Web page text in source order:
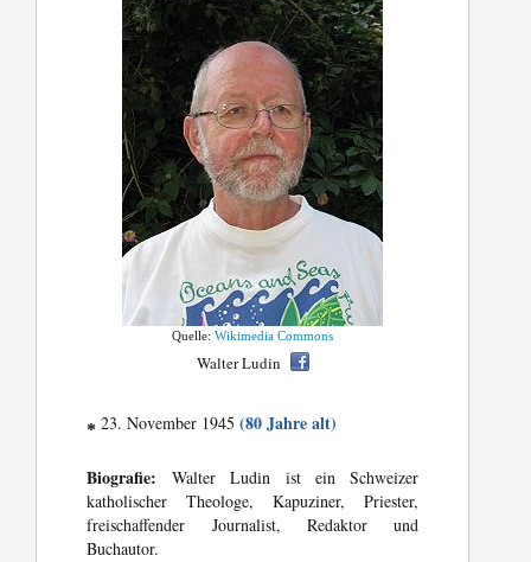
Quelle:Wikimedia Commons
Walter Ludin
* 23. November 1945(80 Jahre alt)
Biografie: Walter Ludin ist ein Schweizer
katholischer Theologe, Kapuziner, Priester,
freischaffender Journalist, Redaktor und
Buchautor.